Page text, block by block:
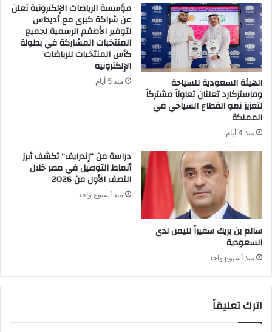
الهيئة السعودية للسياحة
وماستركارد تعلنان تعاوناً مشتركاً
لتعزيز نمو القطاع السياحي في
المملكة
منذ 4 أيام
مؤسسة الرياضات الإلكترونية تعلن
عن شراكة كبرى مع أديداس
لتوفير الأطقم الرسمية لجميع
المنتخبات المشاركة في بطولة
كأس المنتخبات للرياضات
الإلكترونية
منذ 5 أيام
سالم بن بريك سفيراً لليمن لدى
السعودية
منذ أسبوع واحد
دراسة من “إندرايف” تكشف أبرز
أنماط التوصيل في مصر خلال
النصف الأول من 2026
منذ أسبوع واحد
اترك تعليقاً